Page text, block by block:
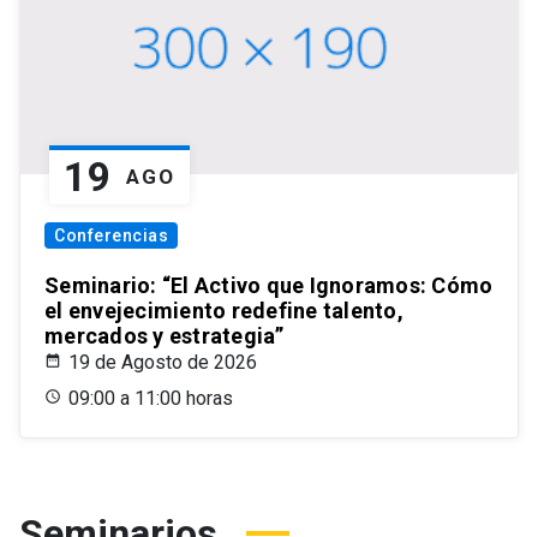
19 AGO
Conferencias
Seminario: “El Activo que Ignoramos: Cómo
el envejecimiento redefine talento,
mercados y estrategia”
19 de Agosto de 2026
09:00 a 11:00 horas